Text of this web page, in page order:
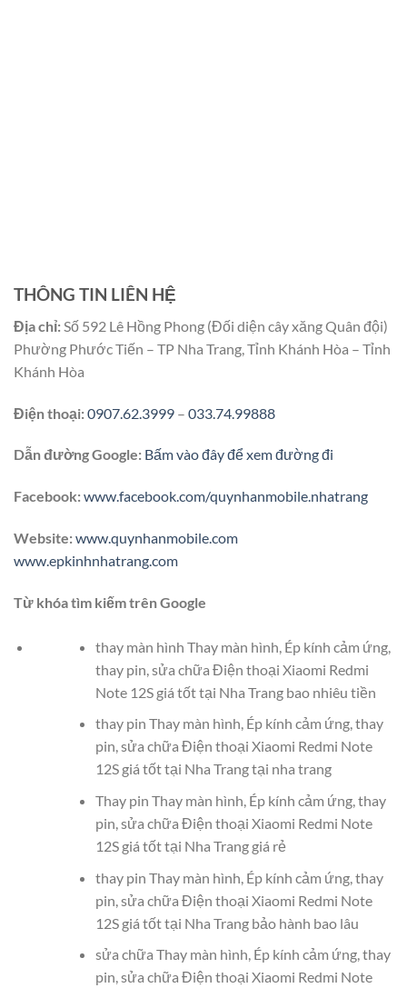
THÔNG TIN LIÊN HỆ
Địa chỉ:Số 592 Lê Hồng Phong (Đối diện cây xăng Quân đội)
Phường Phước Tiến – TP Nha Trang, Tỉnh Khánh Hòa – Tỉnh
Khánh Hòa
Điện thoại:0907.62.3999 – 033.74.99888
Dẫn đường Google: Bấm vào đây để xem đường đi
Facebook:www.facebook.com/quynhanmobile.nhatrang
Website:www.quynhanmobile.com
www.epkinhnhatrang.com
Từ khóa tìm kiếm trên Google
thay màn hình Thay màn hình, Ép kính cảm ứng,
thay pin, sửa chữa Điện thoại Xiaomi Redmi
Note 12S giá tốt tại Nha Trang bao nhiêu tiền
thay pin Thay màn hình, Ép kính cảm ứng, thay
pin, sửa chữa Điện thoại Xiaomi Redmi Note
12S giá tốt tại Nha Trang tại nha trang
Thay pin Thay màn hình, Ép kính cảm ứng, thay
pin, sửa chữa Điện thoại Xiaomi Redmi Note
12S giá tốt tại Nha Trang giá rẻ
thay pin Thay màn hình, Ép kính cảm ứng, thay
pin, sửa chữa Điện thoại Xiaomi Redmi Note
12S giá tốt tại Nha Trang bảo hành bao lâu
sửa chữa Thay màn hình, Ép kính cảm ứng, thay
pin, sửa chữa Điện thoại Xiaomi Redmi Note